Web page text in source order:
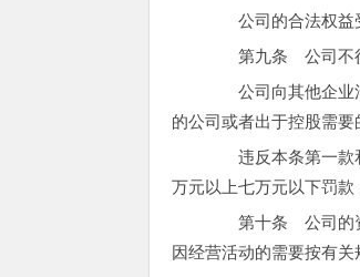
公司的合法权益
第九条 公司不得
公司向其他企业法
的公司或者出于控股需要
违反本条第一款和
万元以上七万元以下罚款
第十条 公司的资
因经营活动的需要按有关